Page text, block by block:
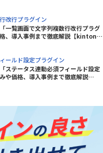
改行プラグイン
一覧画面で文字列複数行改行プラグ
、導入事例まで徹底解説【kintone
ールド設定プラグイン
ステータス連動必須フィールド設定
や価格、導入事例まで徹底解説